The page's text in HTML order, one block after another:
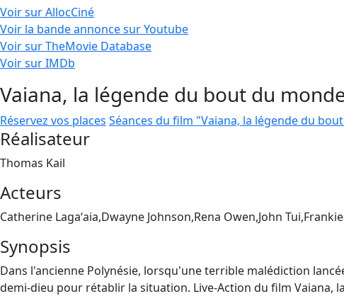
Voir sur AllocCiné
Voir la bande annonce sur Youtube
Voir sur TheMovie Database
Voir sur IMDb
Vaiana, la légende du bout du
Réservez vos places Séances du film "Vaiana, la légende du
Réalisateur
Thomas Kail
Acteurs
Catherine Lagaʻaia,Dwayne Johnson,Rena Owen,John
Synopsis
Dans l'ancienne Polynésie, lorsqu'une terrible malédiction
demi-dieu pour rétablir la situation. Live-Action du film Vaiana,